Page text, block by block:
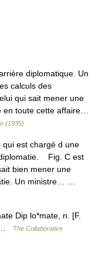
diplomatique. Un
calculs des
qui sait mener une
en toute cette affaire…
(1935)
est chargé d une
Fig. C est
bien mener une
Un ministre… …
Dip lo*mate, n. [F.
…
The Collaborative